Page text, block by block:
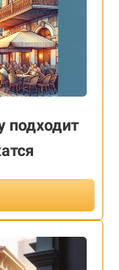
подходит